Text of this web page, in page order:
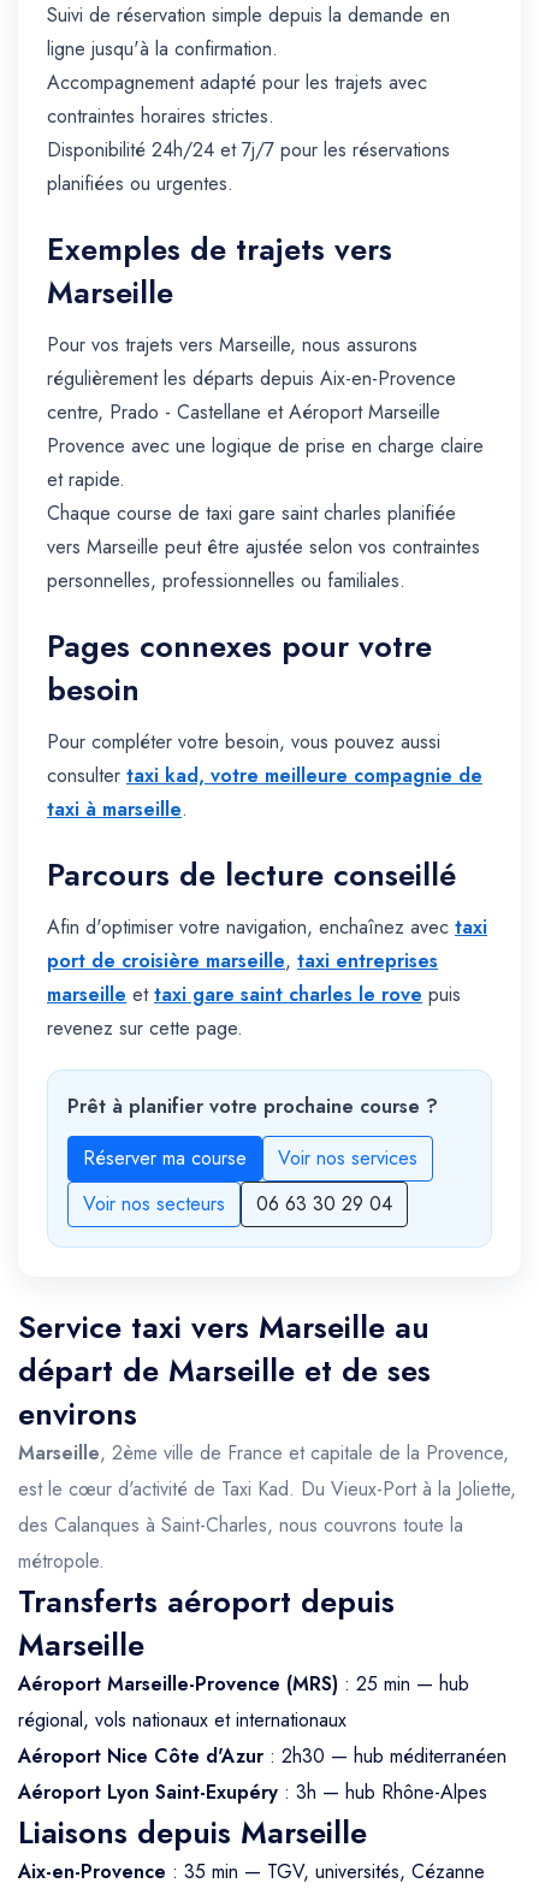
Suivi de réservation simple depuis la demande en
ligne jusqu'à la confirmation.
Accompagnement adapté pour les trajets avec
contraintes horaires strictes.
Disponibilité 24h/24 et 7j/7 pour les réservations
planifiées ou urgentes.
Exemples de trajets vers
Marseille
Pour vos trajets vers Marseille, nous assurons
régulièrement les départs depuis Aix-en-Provence
centre, Prado - Castellane et Aéroport Marseille
Provence avec une logique de prise en charge claire
et rapide.
Chaque course de taxi gare saint charles planifiée
vers Marseille peut être ajustée selon vos contraintes
personnelles, professionnelles ou familiales.
Pages connexes pour votre
besoin
Pour compléter votre besoin, vous pouvez aussi
consulter taxi kad, votre meilleure compagnie de
taxi à marseille.
Parcours de lecture conseillé
Afin d'optimiser votre navigation, enchaînez avec taxi
port de croisière marseille, taxi entreprises
marseille ettaxi gare saint charles le rove puis
revenez sur cette page.
Prêt à planifier votre prochaine course ?
Réserver ma course
Voir nos services
Voir nos secteurs
06 63 30 29 04
Service taxi vers Marseille au
départ de Marseille et de ses
environs
Marseille, 2ème ville de France et capitale de la Provence,
est le cœur d'activité de Taxi Kad. Du Vieux-Port à la Joliette,
des Calanques à Saint-Charles, nous couvrons toute la
métropole.
Transferts aéroport depuis
Marseille
Aéroport Marseille-Provence (MRS) : 25 min — hub
régional, vols nationaux et internationaux
Aéroport Nice Côte d'Azur : 2h30 — hub méditerranéen
Aéroport Lyon Saint-Exupéry : 3h — hub Rhône-Alpes
Liaisons depuis Marseille
Aix-en-Provence : 35 min — TGV, universités, Cézanne